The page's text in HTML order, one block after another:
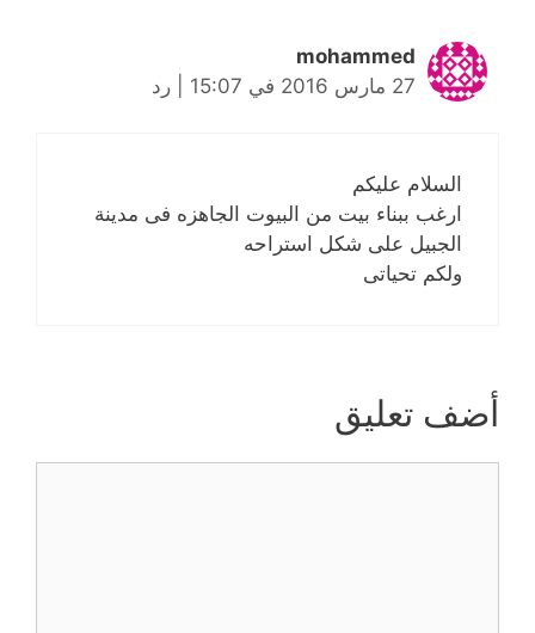
mohammed
27 مارس 2016 في 15:07
رد
السلام عليكم
ارغب ببناء بيت من البيوت الجاهزه فى مدينة
الجبيل على شكل استراحه
ولكم تحياتى
أضف تعليق